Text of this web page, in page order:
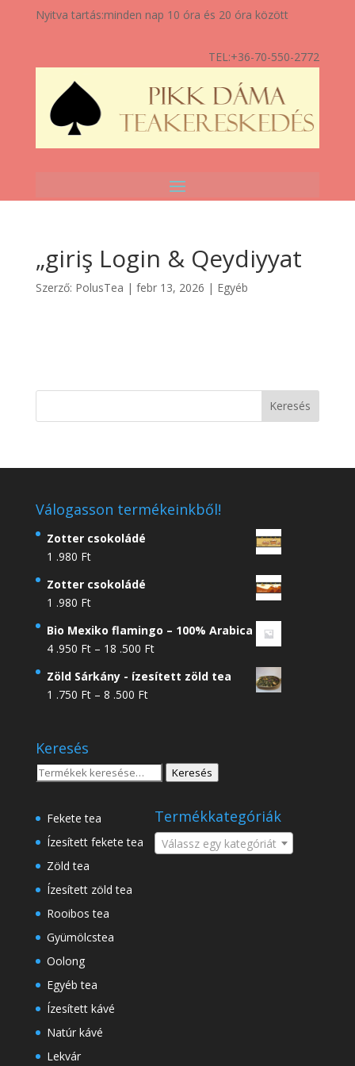
Nyitva tartás:minden nap 10 óra és 20 óra között
TEL:+36-70-550-2772
„giriş Login & Qeydiyyat
Szerző: PolusTea | febr 13, 2026 | Egyéb
Válogasson termékeinkből!
Zotter csokoládé
1 .980 Ft
Zotter csokoládé
1 .980 Ft
Bio Mexiko flamingo – 100% Arabica
4 .950 Ft – 18 .500 FtÁrtartomány:
.950 Ft
Zöld Sárkány - ízesített zöld tea
1 .750 Ft – 8 .500 FtÁrtartomány:
8
.500 Ft
Keresés
Keresés
Keresés
Fekete tea
Ízesített fekete tea
Zöld tea
Ízesített zöld tea
Rooibos tea
Gyümölcstea
Oolong
Egyéb tea
Ízesített kávé
Natúr kávé
Lekvár
Termékkategóriák
Válassz egy kategóriát